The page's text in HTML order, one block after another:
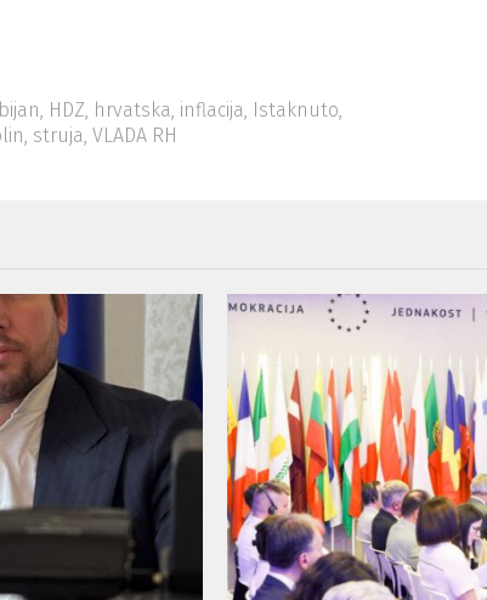
HDZ hrvatska inflacija Istaknuto
struja VLADA RH